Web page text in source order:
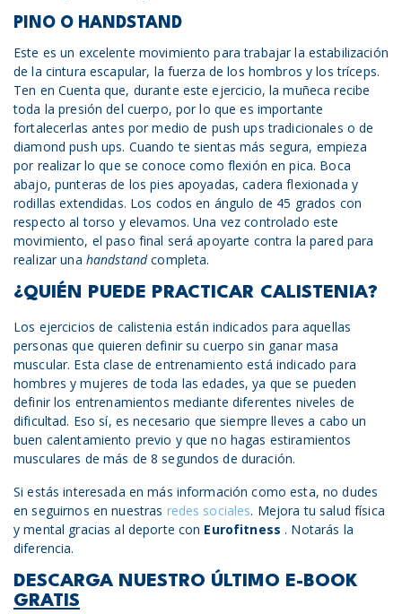
PINO O HANDSTAND
Este es un excelente movimiento para trabajar la estabilización
de la cintura escapular, la fuerza de los hombros y los tríceps.
Ten en Cuenta que, durante este ejercicio, la muñeca recibe
toda la presión del cuerpo, por lo que es importante
fortalecerlas antes por medio de push ups tradicionales o de
diamond push ups. Cuando te sientas más segura, empieza
por realizar lo que se conoce como flexión en pica. Boca
abajo, punteras de los pies apoyadas, cadera flexionada y
rodillas extendidas. Los codos en ángulo de 45 grados con
respecto al torso y elevamos. Una vez controlado este
movimiento, el paso final será apoyarte contra la pared para
realizar una handstandcompleta.
¿QUIÉN PUEDE PRACTICAR CALISTENIA?
Los ejercicios de calistenia están indicados para aquellas
personas que quieren definir su cuerpo sin ganar masa
muscular. Esta clase de entrenamiento está indicado para
hombres y mujeres de toda las edades, ya que se pueden
definir los entrenamientos mediante diferentes niveles de
dificultad. Eso sí, es necesario que siempre lleves a cabo un
buen calentamiento previo y que no hagas estiramientos
musculares de más de 8 segundos de duración.
Si estás interesada en más información como esta, no dudes
en seguirnos en nuestras redes sociales. Mejora tu salud física
y mental gracias al deporte con Eurofitness . Notarás la
diferencia.
DESCARGA NUESTRO ÚLTIMO E-BOOK
GRATIS